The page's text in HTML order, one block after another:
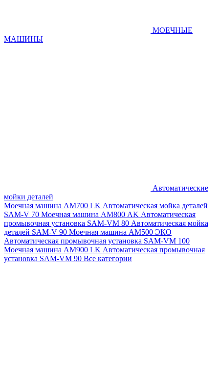
МОЕЧНЫЕ
МАШИНЫ
Автоматические
мойки деталей
Моечная машина AM700 LK Автоматическая мойка деталей
SAM-V 70 Моечная машина АМ800 AK Автоматическая
промывочная установка SAM-VM 80 Автоматическая мойка
деталей SAM-V 90 Моечная машина АМ500 ЭКО
Автоматическая промывочная установка SAM-VM 100
Моечная машина AM900 LK Автоматическая промывочная
установка SAM-VM 90 Все категории